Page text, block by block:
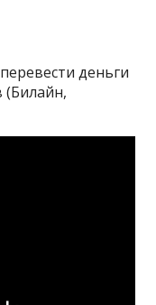
деньги
(Билайн,